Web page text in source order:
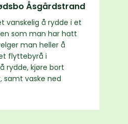
Åsgårdstrand
vanskelig å rydde i et
som man har hatt
man heller å
flyttebyrå i
rydde, kjøre bort
samt vaske ned